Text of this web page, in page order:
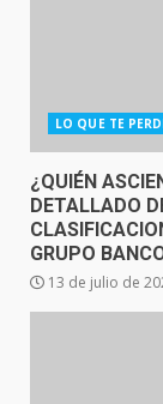
LO QUE TE
¿QUIÉN
DETALLADO
GRUPO
13 de julio de